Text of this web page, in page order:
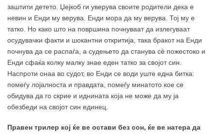
заштити детето. Џејкоб ги уверува своите родители дека е
невин и Енди му верува. Енди мора да му верува. Тој му е
татко. Но како што на површина почнуваат да излегуваат
осудувачки факти и шокантни откритија, така бракот на Енди
почнува да се распаѓа, а судењето да станува сè пожестоко и
Енди сфаќа колку малку знае еден татко за својот син.
Наспроти онаа во судот, во Енди се води уште една битка:
помеѓу лојалноста и правдата, помеѓу минатото кое се
обидува да го скрие и иднината која не може да му ја
обезбеди на својот син единец.
Правен трилер кој ќе ве остави без сон, ќе ве натера да